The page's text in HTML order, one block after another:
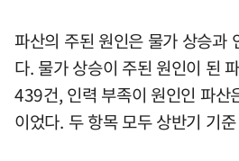
파산의 주된 원인은 물가 상승과
다. 물가 상승이 주된 원인이 된
439건, 인력 부족이 원인인 파
이었다. 두 항목 모두 상반기 기